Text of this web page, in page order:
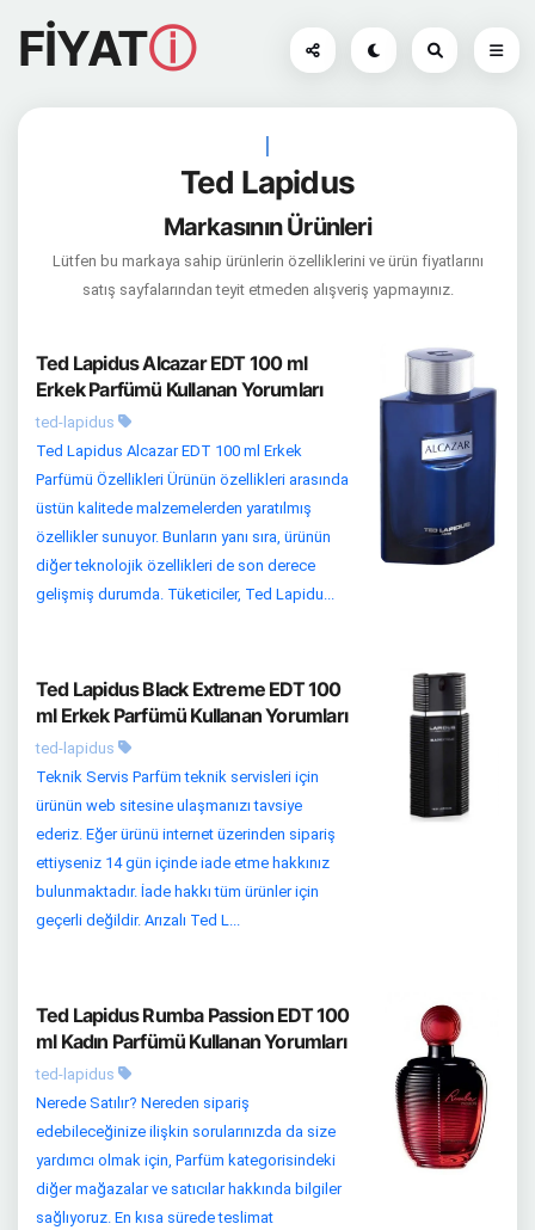
FİYATⓘ
|
Ted Lapidus
Markasının Ürünleri
Lütfen bu markaya sahip ürünlerin özelliklerini ve ürün fiyatlarını
satış sayfalarından teyit etmeden alışveriş yapmayınız.
Ted Lapidus Alcazar EDT 100 ml
Erkek Parfümü Kullanan Yorumları
ted-lapidus
Ted Lapidus Alcazar EDT 100 ml Erkek
Parfümü Özellikleri Ürünün özellikleri arasında
üstün kalitede malzemelerden yaratılmış
özellikler sunuyor. Bunların yanı sıra, ürünün
diğer teknolojik özellikleri de son derece
gelişmiş durumda. Tüketiciler, Ted Lapidu...
Ted Lapidus Black Extreme EDT 100
ml Erkek Parfümü Kullanan Yorumları
ted-lapidus
Teknik Servis Parfüm teknik servisleri için
ürünün web sitesine ulaşmanızı tavsiye
ederiz. Eğer ürünü internet üzerinden sipariş
ettiyseniz 14 gün içinde iade etme hakkınız
bulunmaktadır. İade hakkı tüm ürünler için
geçerli değildir. Arızalı Ted L...
Ted Lapidus Rumba Passion EDT 100
ml Kadın Parfümü Kullanan Yorumları
ted-lapidus
Nerede Satılır? Nereden sipariş
edebileceğinize ilişkin sorularınızda da size
yardımcı olmak için, Parfüm kategorisindeki
diğer mağazalar ve satıcılar hakkında bilgiler
sağlıyoruz. En kısa sürede teslimat